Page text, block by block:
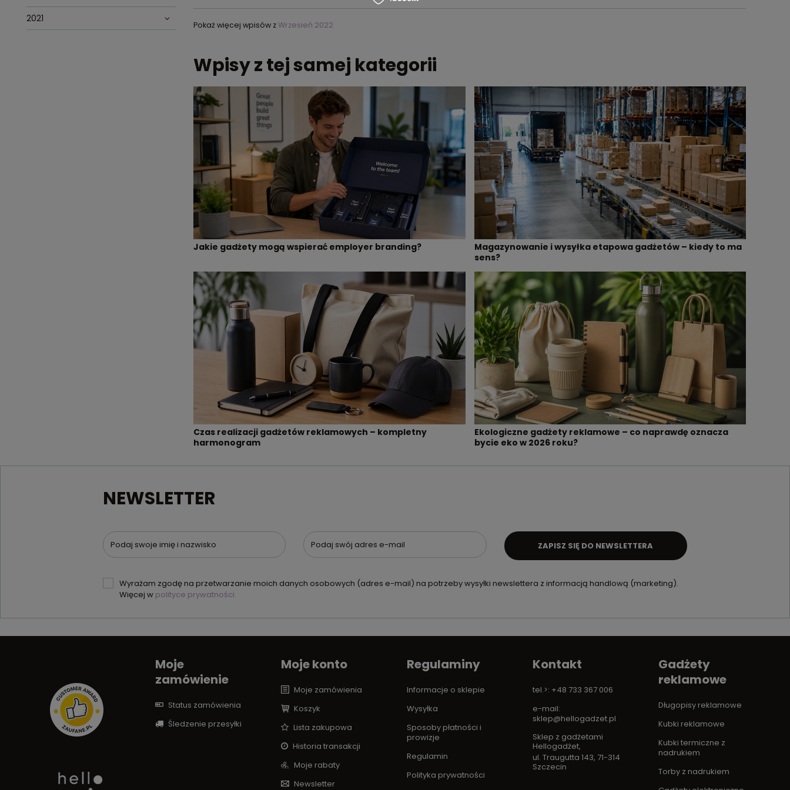
2021
Pokaż więcej wpisów zWrzesień 2022
Wpisy z tej samej kategorii
Jakie gadżety mogą wspierać employer branding?
Magazynowanie i wysyłka etapowa gadżetów – kiedy to ma
sens?
Czas realizacji gadżetów reklamowych – kompletny
harmonogram
Ekologiczne gadżety reklamowe – co naprawdę oznacza
bycie eko w 2026 roku?
NEWSLETTER
Podaj swoje imię i nazwisko Podaj swój adres e-mail
Wyrażam zgodę na przetwarzanie moich danych osobowych (adres e-mail) na potrzeby wysyłki newslettera z informacją handlową (marketing).
Więcej w polityce prywatności.
ZAPISZ SIĘ DO NEWSLETTERA
Moje
zamówienie
Status zamówienia
Śledzenie przesyłki
Moje konto
Moje zamówienia
Koszyk
Lista zakupowa
Historia transakcji
Moje rabaty
Newsletter
Regulaminy
Informacje o sklepie
Wysyłka
Sposoby płatności i
prowizje
Regulamin
Polityka prywatności
Kontakt
tel.>: +48 733 367 006
e-mail:
sklep@hellogadzet.pl
Sklep z gadżetami
Hellogadżet,
ul. Traugutta 143, 71-314
Szczecin
Gadżety
reklamowe
Długopisy reklamowe
Kubki reklamowe
Kubki termiczne z
nadrukiem
Torby z nadrukiem